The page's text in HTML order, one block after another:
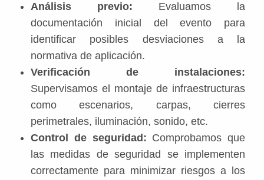
Análisis previo: Evaluamos la
documentación inicial del evento para
identificar posibles desviaciones a la
normativa de aplicación.
Verificación de instalaciones:
Supervisamos el montaje de infraestructuras
como escenarios, carpas, cierres
perimetrales, iluminación, sonido, etc.
Control de seguridad: Comprobamos que
las medidas de seguridad se implementen
correctamente para minimizar riesgos a los